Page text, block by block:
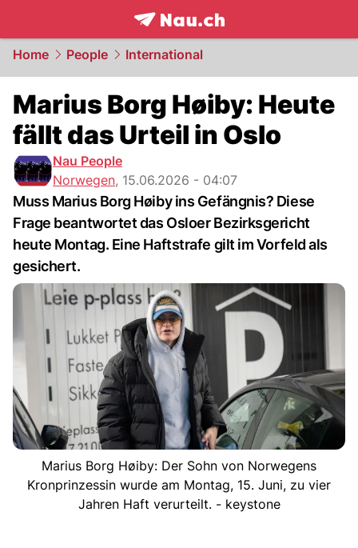
frontpage.NAU.ch
Home People International
Marius Borg Høiby: Heute
fällt das Urteil in Oslo
Nau People
Norwegen, 15.06.2026 - 04:07
Muss Marius Borg Høiby ins Gefängnis? Diese
Frage beantwortet das Osloer Bezirksgericht
heute Montag. Eine Haftstrafe gilt im Vorfeld als
gesichert.
Marius Borg Høiby: Der Sohn von Norwegens
Kronprinzessin wurde am Montag, 15. Juni, zu vier
Jahren Haft verurteilt. - keystone